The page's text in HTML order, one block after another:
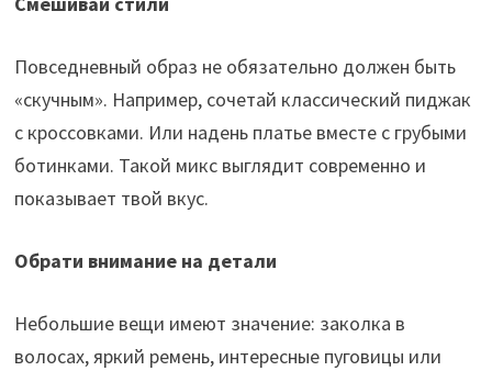
Повседневный образ не обязательно должен быть
«скучным». Например, сочетай классический пиджак
с кроссовками. Или надень платье вместе с грубыми
ботинками. Такой микс выглядит современно и
показывает твой вкус.
Обрати внимание на детали
Небольшие вещи имеют значение: заколка в
волосах, яркий ремень, интересные пуговицы или